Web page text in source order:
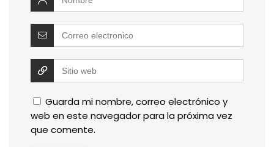
Guarda mi nombre, correo electrónico y
web en este navegador para la próxima vez
que comente.